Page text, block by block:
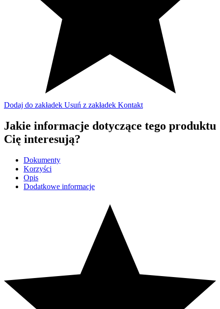
Dodaj do zakładek Usuń z zakładek Kontakt
Jakie informacje dotyczące tego produktu
Cię interesują?
Dokumenty
Korzyści
Opis
Dodatkowe informacje